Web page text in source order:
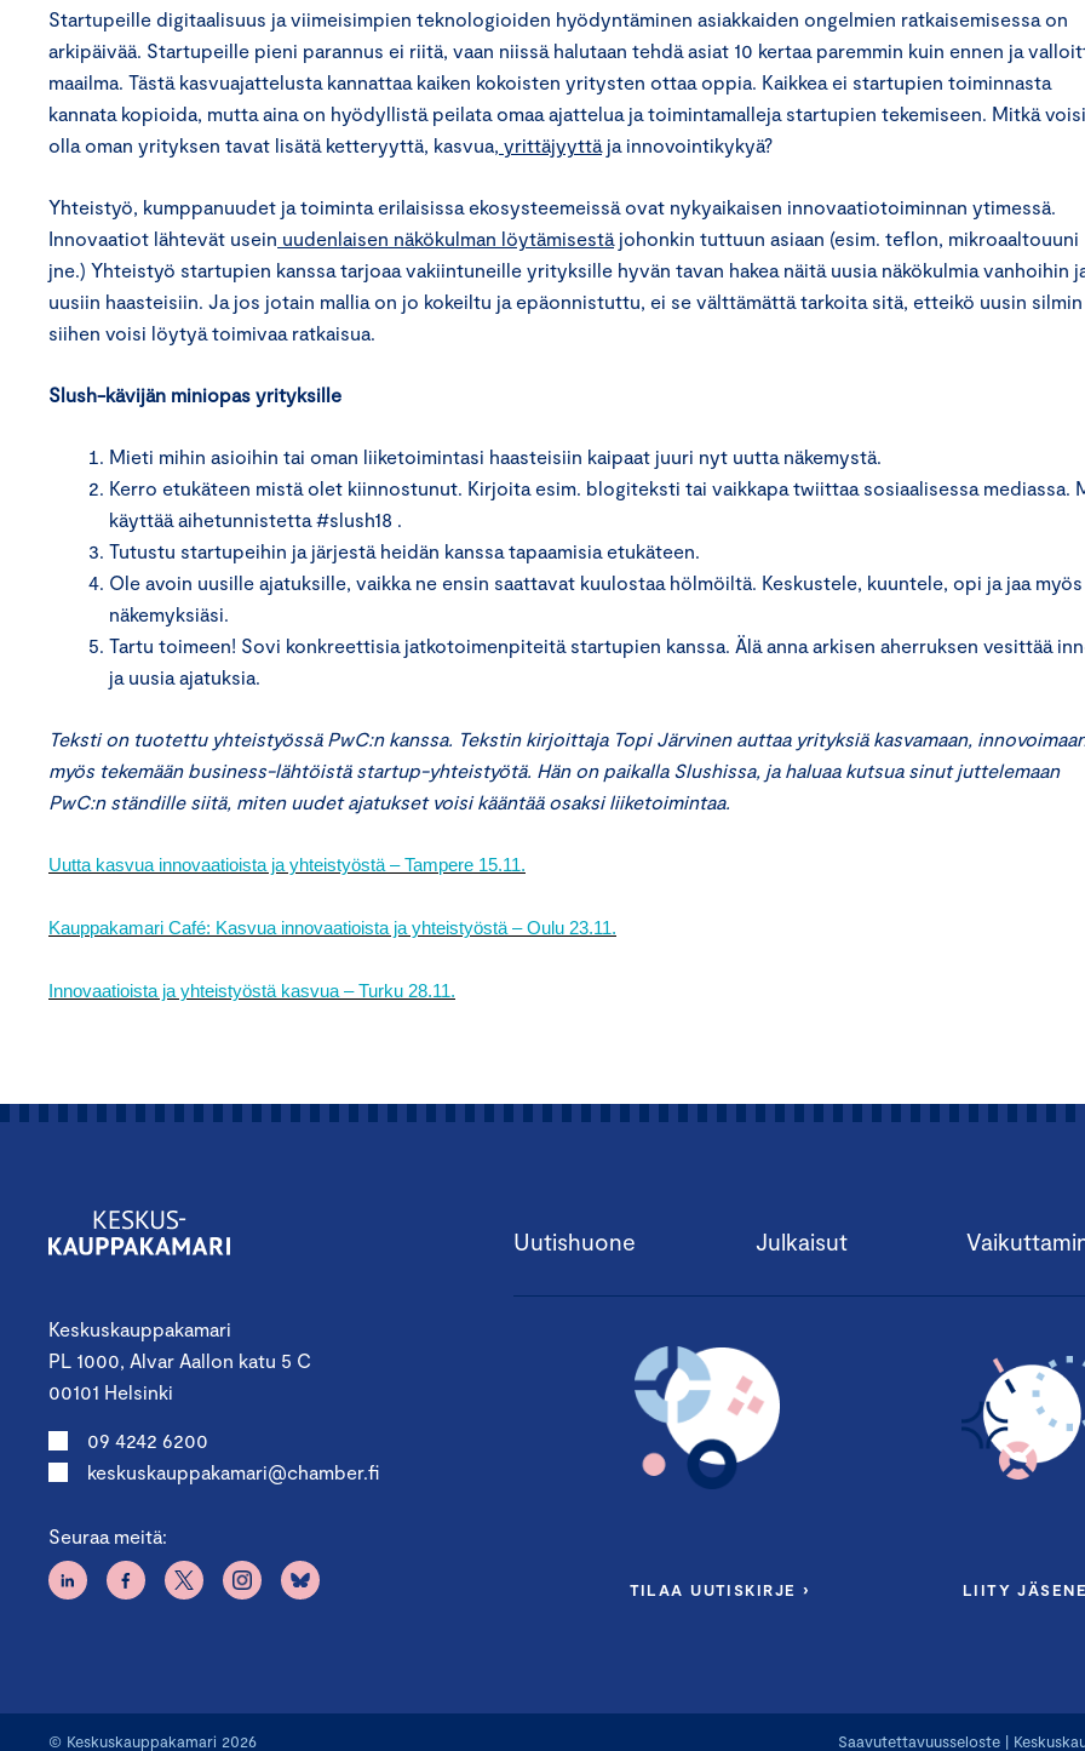
Startupeille digitaalisuus ja viimeisimpien teknologioiden hyödyntäminen asiakkaiden ongelmien ratkaisemisessa on
arkipäivää. Startupeille pieni parannus ei riitä, vaan niissä halutaan tehdä asiat 10 kertaa paremmin kuin ennen ja
maailma. Tästä kasvuajattelusta kannattaa kaiken kokoisten yritysten ottaa oppia. Kaikkea ei startupien toiminnasta
kannata kopioida, mutta aina on hyödyllistä peilata omaa ajattelua ja toimintamalleja startupien tekemiseen. Mitkä
olla oman yrityksen tavat lisätä ketteryyttä, kasvua, yrittäjyyttä ja innovointikykyä?
Yhteistyö, kumppanuudet ja toiminta erilaisissa ekosysteemeissä ovat nykyaikaisen innovaatiotoiminnan ytimessä.
Innovaatiot lähtevät usein uudenlaisen näkökulman löytämisestä johonkin tuttuun asiaan (esim. teflon, mikroaaltouuni
jne.) Yhteistyö startupien kanssa tarjoaa vakiintuneille yrityksille hyvän tavan hakea näitä uusia näkökulmia vanhoihin
uusiin haasteisiin. Ja jos jotain mallia on jo kokeiltu ja epäonnistuttu, ei se välttämättä tarkoita sitä, etteikö uusin silmin
siihen voisi löytyä toimivaa ratkaisua.
Slush-kävijän miniopas yrityksille
Mieti mihin asioihin tai oman liiketoimintasi haasteisiin kaipaat juuri nyt uutta näkemystä.
Kerro etukäteen mistä olet kiinnostunut. Kirjoita esim. blogiteksti tai vaikkapa twiittaa sosiaalisessa mediassa.
käyttää aihetunnistetta #slush18 .
Tutustu startupeihin ja järjestä heidän kanssa tapaamisia etukäteen.
Ole avoin uusille ajatuksille, vaikka ne ensin saattavat kuulostaa hölmöiltä. Keskustele, kuuntele, opi ja jaa
näkemyksiäsi.
Tartu toimeen! Sovi konkreettisia jatkotoimenpiteitä startupien kanssa. Älä anna arkisen aherruksen vesittää
ja uusia ajatuksia.
Teksti on tuotettu yhteistyössä PwC:n kanssa. Tekstin kirjoittaja Topi Järvinen auttaa yrityksiä kasvamaan,
myös tekemään business-lähtöistä startup-yhteistyötä. Hän on paikalla Slushissa, ja haluaa kutsua sinut juttelemaan
PwC:n ständille siitä, miten uudet ajatukset voisi kääntää osaksi liiketoimintaa.
Uutta kasvua innovaatioista ja yhteistyöstä – Tampere 15.11.
Kauppakamari Café: Kasvua innovaatioista ja yhteistyöstä – Oulu 23.11.
Innovaatioista ja yhteistyöstä kasvua – Turku 28.11.
Keskuskauppakamari
PL 1000, Alvar Aallon katu 5 C
00101 Helsinki
09 4242 6200
keskuskauppakamari@chamber.fi
Seuraa meitä:
Uutishuone Julkaisut
TILAA UUTISKIRJE › LIITY
© Keskuskauppakamari 2026 Saavutettavuusseloste |